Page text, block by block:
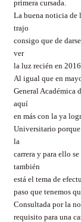
primera cursada.
La buena noticia de
trajo
consigo que de
ver
la luz recién en
Al igual que en
General Académica
aquí
en más con la ya
Universitario
la
carrera y para ello
también
está el tema de
paso que tenemos
Consultada por la
requisito para una